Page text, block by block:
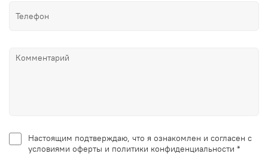
Настоящим подтверждаю, что я ознакомлен и согласен с
условиями оферты и политики конфиденциальности *